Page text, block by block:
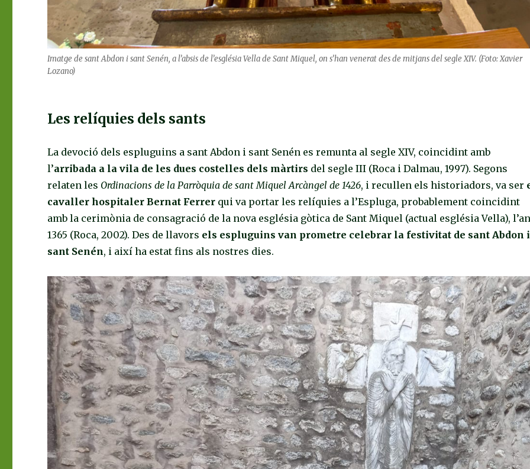
Imatge de sant Abdon i sant Senén, a l’absis de l’església Vella de Sant Miquel, on s’han venerat des de mitjans del segle XIV. (Foto: Xavier
Lozano)
Les relíquies dels sants
La devoció dels espluguins a sant Abdon i sant Senén es remunta al segle XIV, coincidint amb
l’arribada a la vila de les dues costelles dels màrtirs del segle III (Roca i Dalmau, 1997). Segons
relaten les Ordinacions de la Parròquia de sant Miquel Arcàngel de 1426, i recullen els historiadors, va ser
cavaller hospitaler Bernat Ferrer qui va portar les relíquies a l’Espluga, probablement coincidint
amb la cerimònia de consagració de la nova església gòtica de Sant Miquel (actual església Vella),
1365 (Roca, 2002). Des de llavors els espluguins van prometre celebrar la festivitat de sant Abdon i
sant Senén, i així ha estat fins als nostres dies.